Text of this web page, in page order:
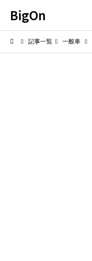
BigOn
記事一覧 一般車